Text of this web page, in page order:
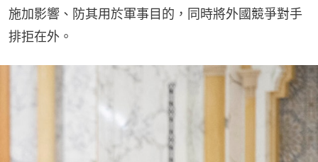
施加影響、防其用於軍事目的，同時將外國競爭對手
排拒在外。